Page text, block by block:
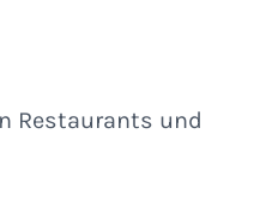
Restaurants und